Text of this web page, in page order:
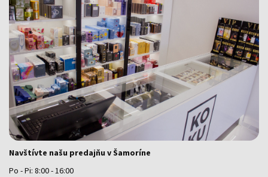
Navštívte našu predajňu v Šamoríne
Po - Pi: 8:00 - 16:00